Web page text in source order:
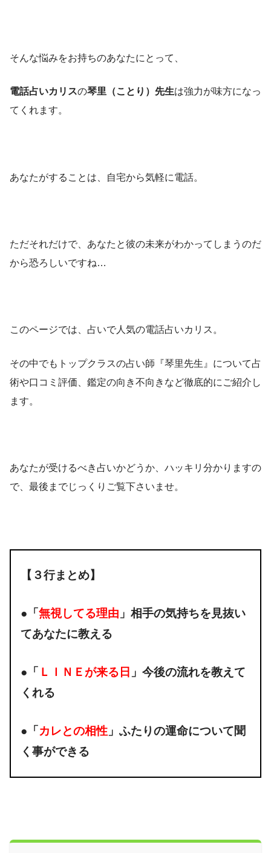
そんな悩みをお持ちのあなたにとって、
電話占いカリスの琴里（ことり）先生は強力が味方になっ
てくれます。
あなたがすることは、自宅から気軽に電話。
ただそれだけで、あなたと彼の未来がわかってしまうのだ
から恐ろしいですね…
このページでは、占いで人気の電話占いカリス。
その中でもトップクラスの占い師『琴里先生』について占
術や口コミ評価、鑑定の向き不向きなど徹底的にご紹介し
ます。
あなたが受けるべき占いかどうか、ハッキリ分かりますの
で、最後までじっくりご覧下さいませ。
【３行まとめ】
●「無視してる理由 」相手の気持ちを見抜い
てあなたに教える
●「 ＬＩＮＥが来る日 」今後の流れを教えて
くれる
●「 カレとの相性 」ふたりの運命について聞
く事ができる